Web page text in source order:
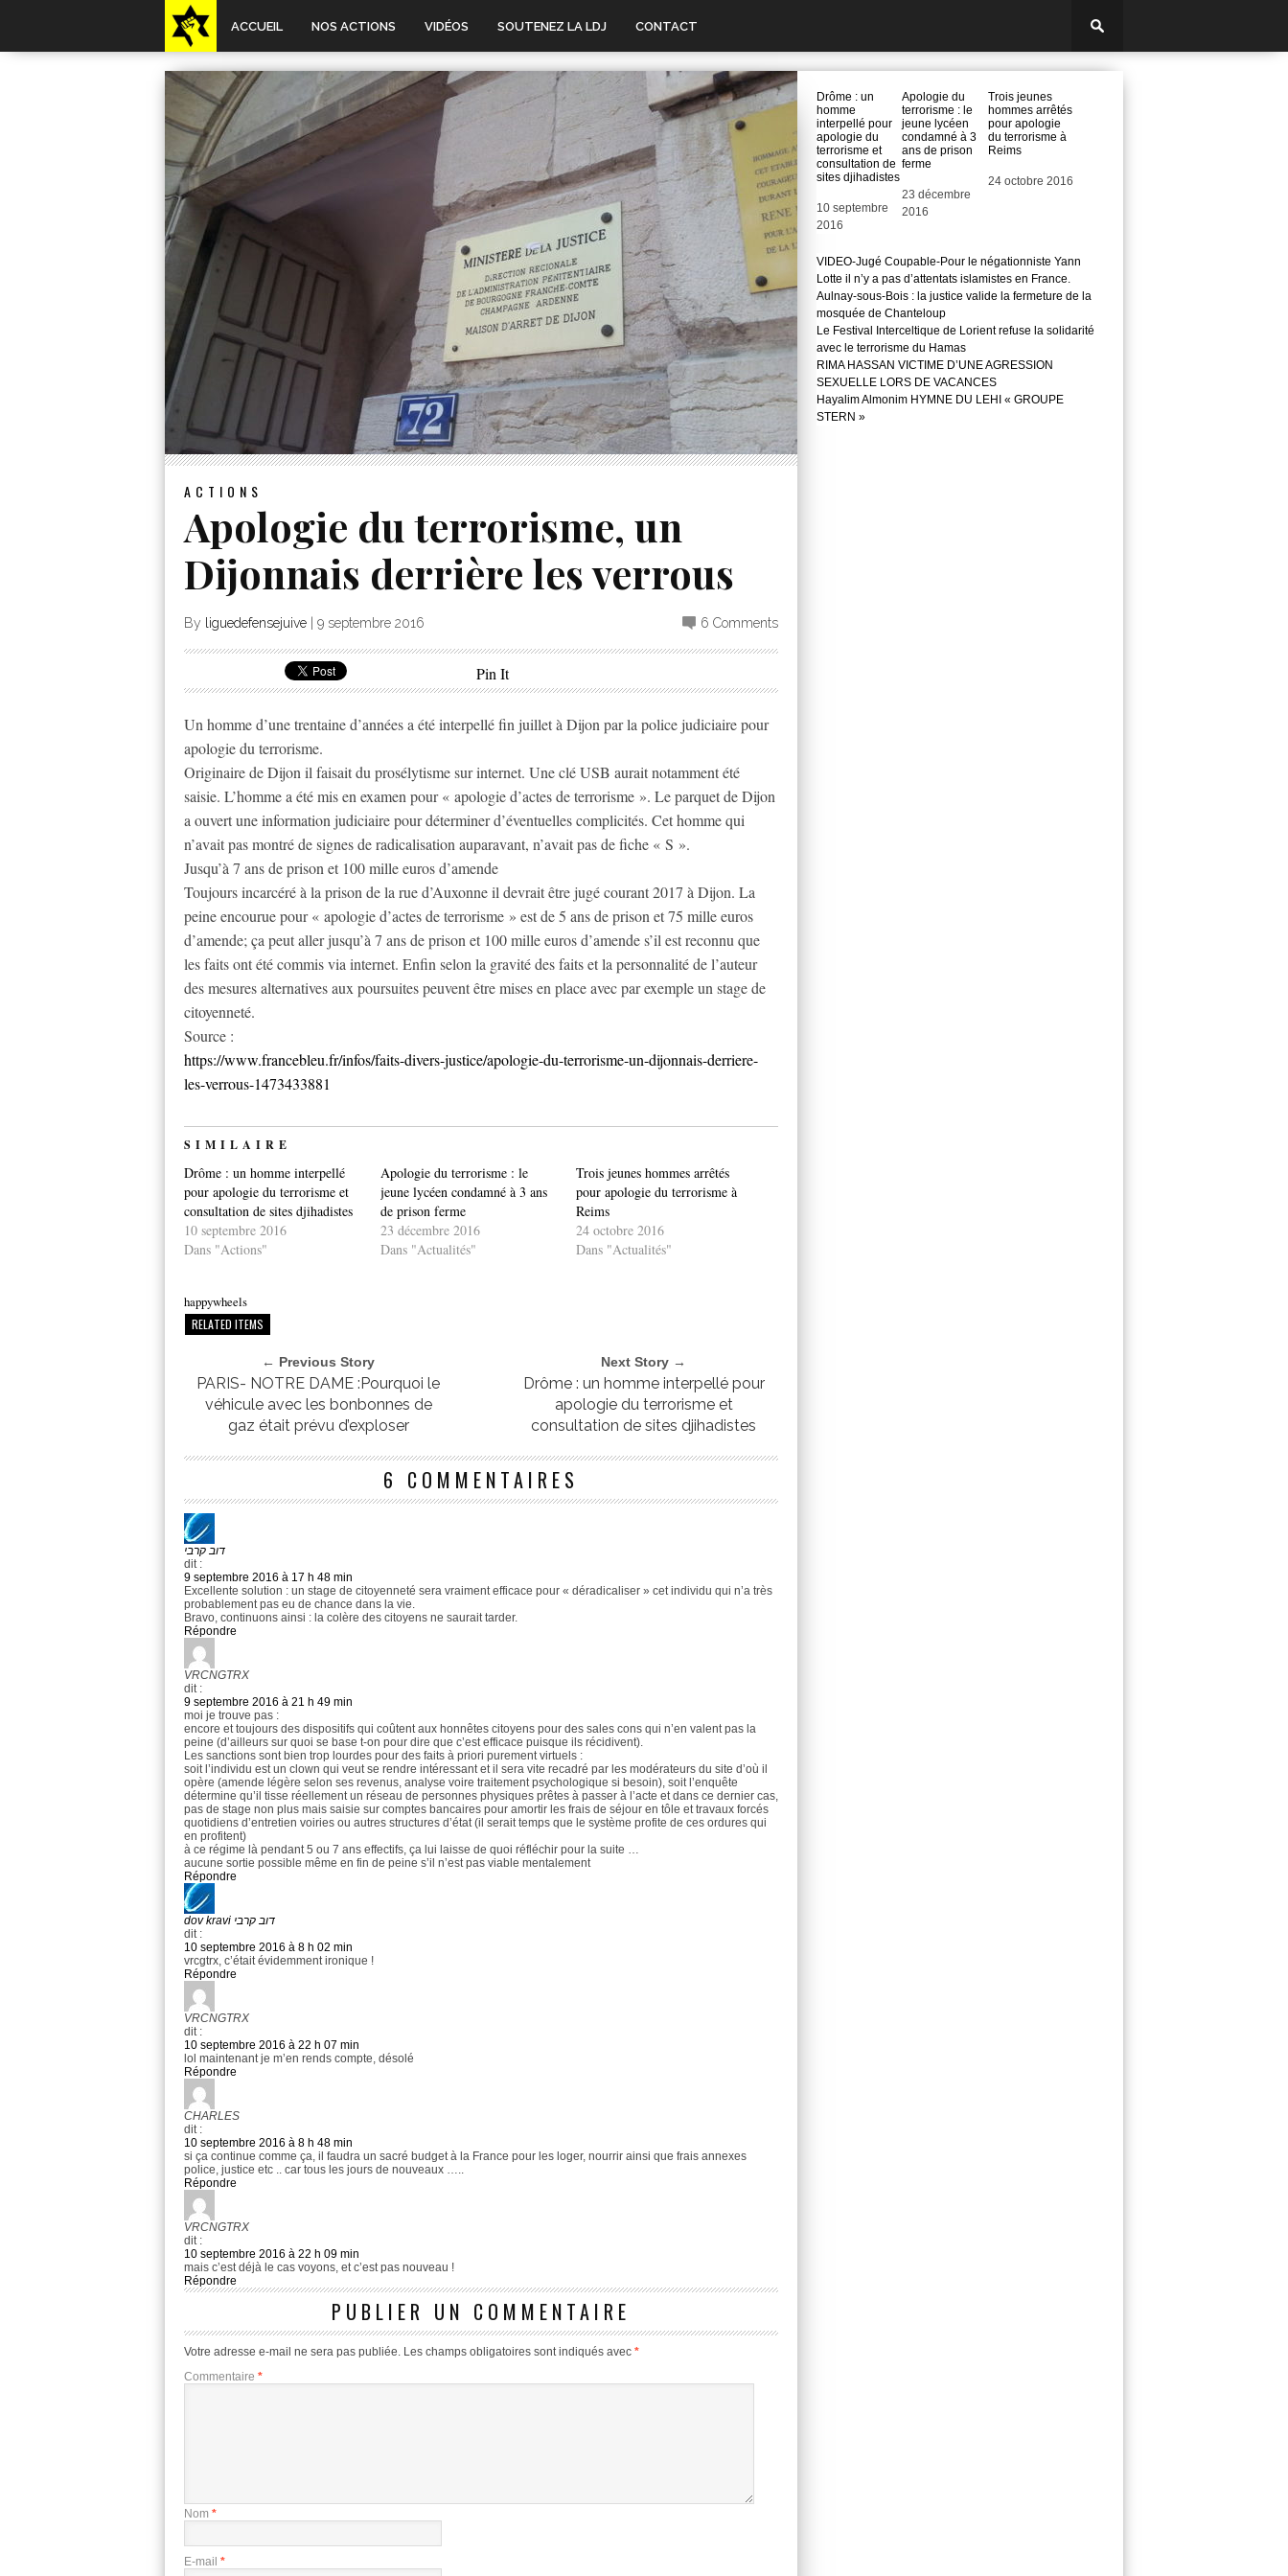
ACCUEIL NOS ACTIONS VIDÉOS SOUTENEZ LA LDJ CONTACT
ACTIONS
Apologie du terrorisme, un
Dijonnais derrière les verrous
By liguedefensejuive 9 septembre 2016 6 Comments
Pin It
Un homme d’une trentaine d’années a été interpellé fin juillet à Dijon par la police judiciaire pour
apologie du terrorisme.
Originaire de Dijon il faisait du prosélytisme sur internet. Une clé USB aurait notamment été
saisie. L’homme a été mis en examen pour « apologie d’actes de terrorisme ». Le parquet de Dijon
a ouvert une information judiciaire pour déterminer d’éventuelles complicités. Cet homme qui
n’avait pas montré de signes de radicalisation auparavant, n’avait pas de fiche « S ».
Jusqu’à 7 ans de prison et 100 mille euros d’amende
Toujours incarcéré à la prison de la rue d’Auxonne il devrait être jugé courant 2017 à Dijon. La
peine encourue pour « apologie d’actes de terrorisme » est de 5 ans de prison et 75 mille euros
d’amende; ça peut aller jusqu’à 7 ans de prison et 100 mille euros d’amende s’il est reconnu que
les faits ont été commis via internet. Enfin selon la gravité des faits et la personnalité de l’auteur
des mesures alternatives aux poursuites peuvent être mises en place avec par exemple un stage de
citoyenneté.
Source :
https://www.francebleu.fr/infos/faits-divers-justice/apologie-du-terrorisme-un-dijonnais-derriere-
les-verrous-1473433881
SIMILAIRE
Drôme : un homme interpellé
pour apologie du terrorisme et
consultation de sites djihadistes
10 septembre 2016
Dans "Actions"
Apologie du terrorisme : le
jeune lycéen condamné à 3 ans
de prison ferme
23 décembre 2016
Dans "Actualités"
Trois jeunes hommes arrêtés
pour apologie du terrorisme à
Reims
24 octobre 2016
Dans "Actualités"
happywheels
RELATED ITEMS
← Previous Story
PARIS- NOTRE DAME :Pourquoi le
véhicule avec les bonbonnes de
gaz était prévu d’exploser
Next Story →
Drôme : un homme interpellé pour
apologie du terrorisme et
consultation de sites djihadistes
6 COMMENTAIRES
דוב קרבי
dit :
9 septembre 2016 à 17 h 48 min
Excellente solution : un stage de citoyenneté sera vraiment efficace pour « déradicaliser » cet individu qui n’a très
probablement pas eu de chance dans la vie.
Bravo, continuons ainsi : la colère des citoyens ne saurait tarder.
Répondre
VRCNGTRX
dit :
9 septembre 2016 à 21 h 49 min
moi je trouve pas :
encore et toujours des dispositifs qui coûtent aux honnêtes citoyens pour des sales cons qui n’en valent pas la
peine (d’ailleurs sur quoi se base t-on pour dire que c’est efficace puisque ils récidivent).
Les sanctions sont bien trop lourdes pour des faits à priori purement virtuels :
soit l’individu est un clown qui veut se rendre intéressant et il sera vite recadré par les modérateurs du site d’où il
opère (amende légère selon ses revenus, analyse voire traitement psychologique si besoin), soit l’enquête
détermine qu’il tisse réellement un réseau de personnes physiques prêtes à passer à l’acte et dans ce dernier cas,
pas de stage non plus mais saisie sur comptes bancaires pour amortir les frais de séjour en tôle et travaux forcés
quotidiens d’entretien voiries ou autres structures d’état (il serait temps que le système profite de ces ordures qui
en profitent)
à ce régime là pendant 5 ou 7 ans effectifs, ça lui laisse de quoi réfléchir pour la suite …
aucune sortie possible même en fin de peine s’il n’est pas viable mentalement
Répondre
dov kravi דוב קרבי
dit :
10 septembre 2016 à 8 h 02 min
vrcgtrx, c’était évidemment ironique !
Répondre
VRCNGTRX
dit :
10 septembre 2016 à 22 h 07 min
lol maintenant je m’en rends compte, désolé
Répondre
CHARLES
dit :
10 septembre 2016 à 8 h 48 min
si ça continue comme ça, il faudra un sacré budget à la France pour les loger, nourrir ainsi que frais annexes
police, justice etc .. car tous les jours de nouveaux …..
Répondre
VRCNGTRX
dit :
10 septembre 2016 à 22 h 09 min
mais c’est déjà le cas voyons, et c’est pas nouveau !
Répondre
PUBLIER UN COMMENTAIRE
Votre adresse e-mail ne sera pas publiée. Les champs obligatoires sont indiqués avec *
Commentaire *
Nom *
E-mail *
Drôme : un
homme
interpellé pour
apologie du
terrorisme et
consultation de
sites djihadistes
Date
10 septembre
2016
Apologie du
terrorisme : le
jeune lycéen
condamné à 3
ans de prison
ferme
Date
23 décembre
2016
Trois jeunes
hommes arrêtés
pour apologie
du terrorisme à
Reims
Date
24 octobre 2016
VIDEO-Jugé Coupable-Pour le négationniste Yann
Lotte il n’y a pas d’attentats islamistes en France.
Aulnay-sous-Bois : la justice valide la fermeture de la
mosquée de Chanteloup
Le Festival Interceltique de Lorient refuse la solidarité
avec le terrorisme du Hamas
RIMA HASSAN VICTIME D’UNE AGRESSION
SEXUELLE LORS DE VACANCES
Hayalim Almonim HYMNE DU LEHI « GROUPE
STERN »